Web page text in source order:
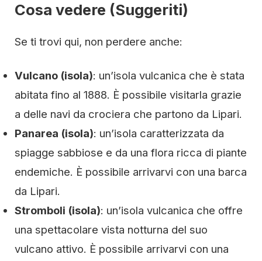
Cosa vedere (Suggeriti)
Se ti trovi qui, non perdere anche:
Vulcano (isola): un’isola vulcanica che è stata
abitata fino al 1888. È possibile visitarla grazie
a delle navi da crociera che partono da Lipari.
Panarea (isola): un’isola caratterizzata da
spiagge sabbiose e da una flora ricca di piante
endemiche. È possibile arrivarvi con una barca
da Lipari.
Stromboli (isola): un’isola vulcanica che offre
una spettacolare vista notturna del suo
vulcano attivo. È possibile arrivarvi con una